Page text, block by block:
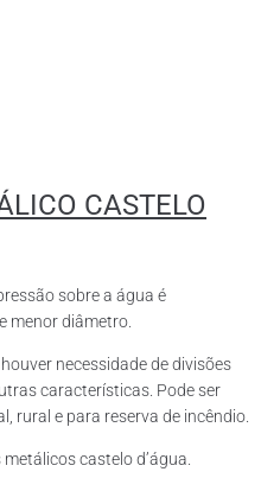
CASTELO
sobre a água é
menor diâmetro.
necessidade de divisões
características. Pode ser
rural e para reserva de incêndio.
castelo d’água.